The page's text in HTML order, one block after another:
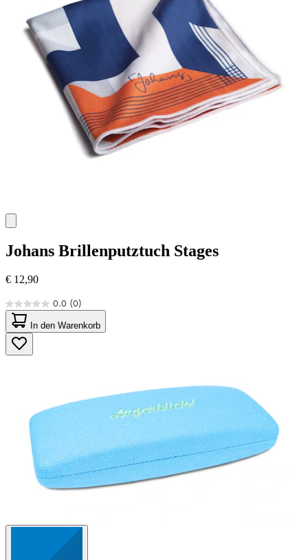
Johans Brillenputztuch Stages
€ 12,90
0.0 (0)
0.0
von
5
Sternen.
In den Warenkorb